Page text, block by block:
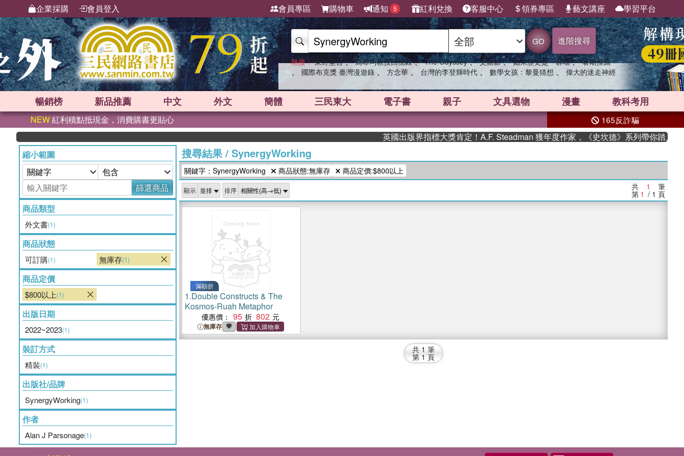
企業採購 會員登入 會員專區 購物車 通知 5 紅利兌換 客服中心 領券專區 藝文講座 學習平台
GO 進階搜尋
熱搜： 東野圭吾 、 高希均教授回憶錄 、 The Odyssey 、 父親節 、 如果歷史是一群喵 、 暑期推薦
、 國際布克獎 臺灣漫遊錄 、 方念華 、 台灣的李登輝時代 、 數學女孩：黎曼猜想 、 偉大的迷走神經
暢銷榜 新品推薦 中文 外文 簡體 三民東大 電子書 親子 文具選物 漫畫 教科考用
NEW紅利積點抵現金，消費購書更貼心 165反詐騙
英國出版界指標大獎肯定！A.F. Steadman 獲年度作家，《史坎德》系列帶你踏上熱血
縮小範圍
篩選商品
商品類型
外文書(1)
商品狀態
可訂購(1) 無庫存(1)
商品定價
$800以上(1)
出版日期
2022~2023(1)
裝訂方式
精裝(1)
出版社/品牌
SynergyWorking(1)
作者
Alan J Parsonage(1)
搜尋結果/ SynergyWorking
關鍵字：SynergyWorking 商品狀態:無庫存 商品定價:$800以上
顯示 排序 共 1 筆
第 1 / 1 頁
滿額折
1.Double Constructs & The
Kosmos-Ruah Metaphor
優惠價： 95 802
無庫存
共 1 筆
第 1 頁